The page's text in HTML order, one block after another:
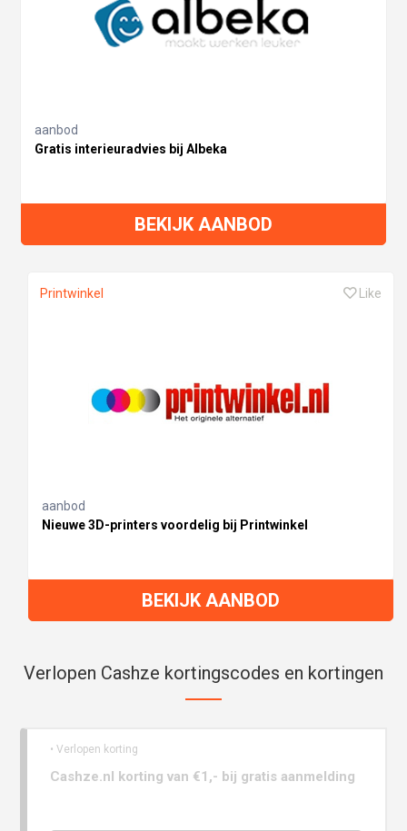
aanbod
Gratis interieuradvies bij Albeka
BEKIJK AANBOD
Printwinkel Like
aanbod
Nieuwe 3D-printers voordelig bij Printwinkel
BEKIJK AANBOD
Verlopen Cashze kortingscodes en kortingen
• Verlopen korting
Cashze.nl korting van €1,- bij gratis aanmelding